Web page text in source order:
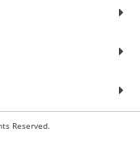
Reserved.